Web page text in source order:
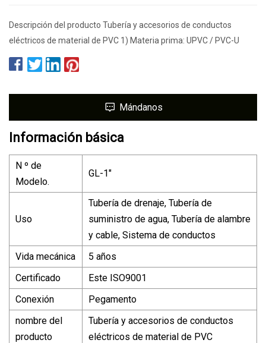
Descripción del producto Tubería y accesorios de conductos
eléctricos de material de PVC 1) Materia prima: UPVC / PVC-U
Mándanos
Información básica
N º de
Modelo.
GL-1"
Uso
Tubería de drenaje, Tubería de
suministro de agua, Tubería de alambre
y cable, Sistema de conductos
Vida mecánica
5 años
Certificado
Este ISO9001
Conexión
Pegamento
nombre del
producto
Tubería y accesorios de conductos
eléctricos de material de PVC